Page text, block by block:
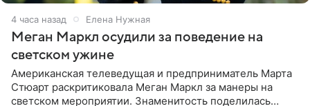
4 часа назад Елена Нужная
Меган Маркл осудили за поведение на
светском ужине
Американская телеведущая и предприниматель Марта
Стюарт раскритиковала Меган Маркл за манеры на
светском мероприятии. Знаменитость поделилась